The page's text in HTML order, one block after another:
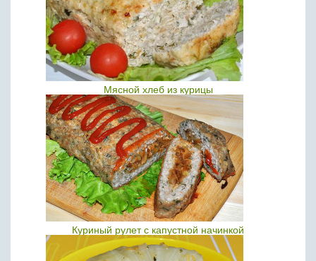
Мясной хлеб из курицы
Куриный рулет с капустной начинкой